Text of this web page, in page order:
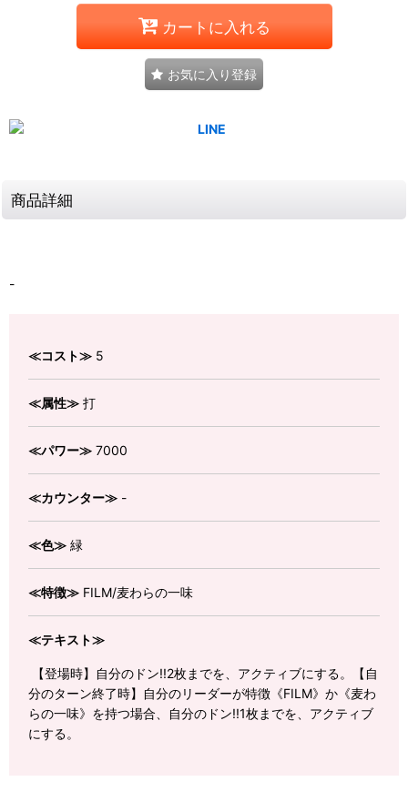
カートに入れる
お気に入り登録
商品詳細
-
≪コスト≫ 5
≪属性≫ 打
≪パワー≫ 7000
≪カウンター≫ -
≪色≫ 緑
≪特徴≫ FILM/麦わらの一味
≪テキスト≫
【登場時】自分のドン!!2枚までを、アクティブにする。【自
分のターン終了時】自分のリーダーが特徴《FILM》か《麦わ
らの一味》を持つ場合、自分のドン!!1枚までを、アクティブ
にする。